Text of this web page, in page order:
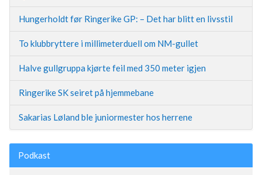
Hungerholdt før Ringerike GP: – Det har blitt en livsstil
To klubbryttere i millimeterduell om NM-gullet
Halve gullgruppa kjørte feil med 350 meter igjen
Ringerike SK seiret på hjemmebane
Sakarias Løland ble juniormester hos herrene
Podkast